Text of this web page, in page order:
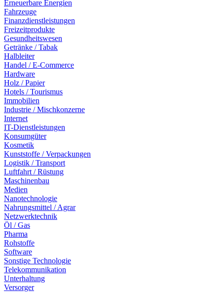
Erneuerbare Energien
Fahrzeuge
Finanzdienstleistungen
Freizeitprodukte
Gesundheitswesen
Getränke / Tabak
Halbleiter
Handel / E-Commerce
Hardware
Holz / Papier
Hotels / Tourismus
Immobilien
Industrie / Mischkonzerne
Internet
IT-Dienstleistungen
Konsumgüter
Kosmetik
Kunststoffe / Verpackungen
Logistik / Transport
Luftfahrt / Rüstung
Maschinenbau
Medien
Nanotechnologie
Nahrungsmittel / Agrar
Netzwerktechnik
Öl / Gas
Pharma
Rohstoffe
Software
Sonstige Technologie
Telekommunikation
Unterhaltung
Versorger